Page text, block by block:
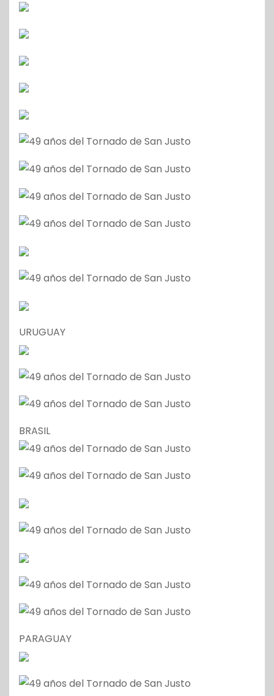
URUGUAY
BRASIL
PARAGUAY